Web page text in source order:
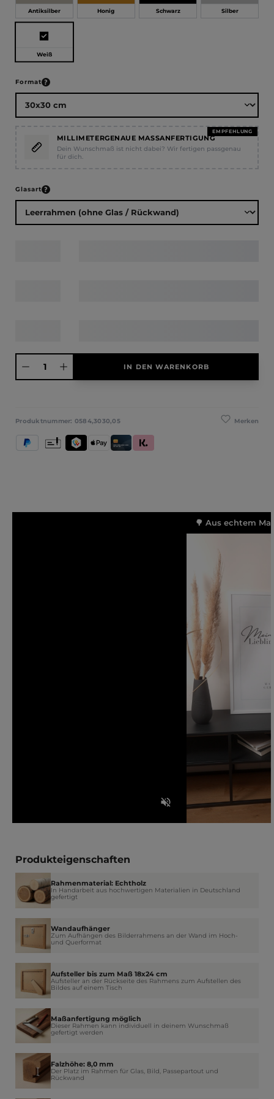
Antiksilber Honig Schwarz Silber
Weiß
Formatauswählen
EMPFEHLUNG
MILLIMETERGENAUE MASSANFERTIGUNG
Dein Wunschmaß ist nicht dabei? Wir fertigen passgenau
für dich.
Glasartauswählen
IN DEN WARENKORB
Merken
Produktnummer: 0584,3030,05
TWINT
PayPal Apple PayKredit- und Debitkarte
Klarna (Rechnung / Ratenkauf / Sofort)
Vorkasse
🌳 Aus echtem
Produkteigenschaften
Rahmenmaterial: Echtholz
In Handarbeit aus hochwertigen Materialien in Deutschland
gefertigt
Wandaufhänger
Zum Aufhängen des Bilderrahmens an der Wand im Hoch-
und Querformat
Aufsteller bis zum Maß 18x24 cm
Aufsteller an der Rückseite des Rahmens zum Aufstellen des
Bildes auf einem Tisch
Maßanfertigung möglich
Dieser Rahmen kann individuell in deinem Wunschmaß
gefertigt werden
Falzhöhe: 8,0 mm
Der Platz im Rahmen für Glas, Bild, Passepartout und
Rückwand